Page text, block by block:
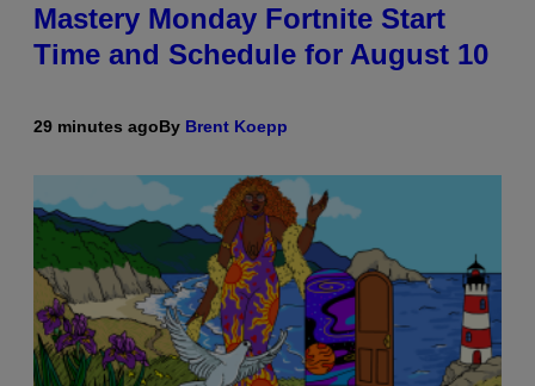
Mastery Monday Fortnite Start
Time and Schedule for August 10
29 minutes agoBy Brent Koepp